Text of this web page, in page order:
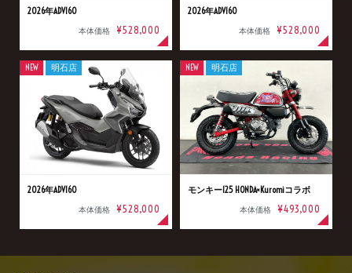
2026年ADV160
本体価格 ¥528,000
2026年ADV160
本体価格 ¥528,000
2026年ADV160
本体価格 ¥528,000
NEW 明石店
モンキー125 HONDA×Kuromiコラボ
本体価格 ¥493,000
NEW 明石店